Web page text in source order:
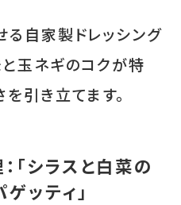
る自家製ドレッシング
と玉ネギのコクが特
引き立てます。
「シラスと白菜の
ッティ」